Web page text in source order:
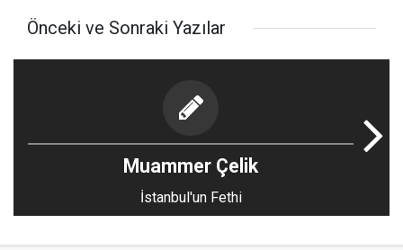
Önceki ve Sonraki Yazılar
Muammer Çelik
İstanbul'un Fethi